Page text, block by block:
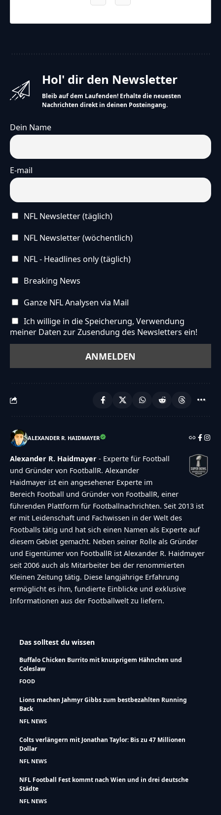
Hol' dir den Newsletter
Bleib auf dem Laufenden! Erhalte die neuesten
Nachrichten direkt in deinen Posteingang.
Dein Name
E-mail
NFL Newsletter (täglich)
NFL Newsletter (wöchentlich)
NFL - Headlines only (täglich)
Breaking News
Ganze NFL Analysen via Mail
Ich willige in die Speicherung, Verwendung
meiner Daten zur Zusendung des Newsletters ein!
ALEXANDER R. HAIDMAYER
Alexander R. Haidmayer - Experte für Football
und Gründer von FootballR. Alexander
Haidmayer ist ein angesehener Experte im
Bereich Football und Gründer von FootballR, einer
führenden Plattform für Footballnachrichten. Seit 2013 ist
er mit Leidenschaft und Fachwissen in der Welt des
Footballs tätig und hat sich einen Namen als Experte auf
diesem Gebiet gemacht. Neben seiner Rolle als Gründer
und Eigentümer von FootballR ist Alexander R. Haidmayer
seit 2006 auch als Mitarbeiter bei der renommierten
Kleinen Zeitung tätig. Diese langjährige Erfahrung
ermöglicht es ihm, fundierte Einblicke und exklusive
Informationen aus der Footballwelt zu liefern.
Das solltest du wissen
Buffalo Chicken Burrito mit knusprigem Hähnchen und
Coleslaw
FOOD
Lions machen Jahmyr Gibbs zum bestbezahlten Running
Back
NFL NEWS
Colts verlängern mit Jonathan Taylor: Bis zu 47 Millionen
Dollar
NFL NEWS
NFL Football Fest kommt nach Wien und in drei deutsche
Städte
NFL NEWS